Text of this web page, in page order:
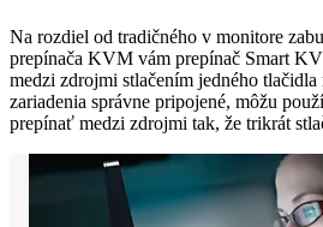
Na rozdiel od tradičného v monitore
prepínača KVM vám prepínač Smart
medzi zdrojmi stlačením jedného
zariadenia správne pripojené, môžu
prepínať medzi zdrojmi tak, že trikrát